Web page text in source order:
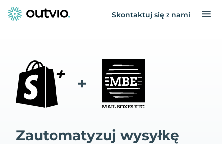
Skontaktuj się z nami
+
Zautomatyzuj wysyłkę